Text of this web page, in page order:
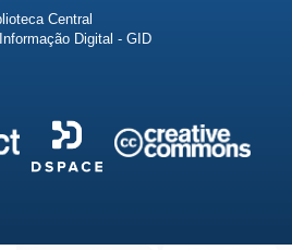
Central
Digital - GID